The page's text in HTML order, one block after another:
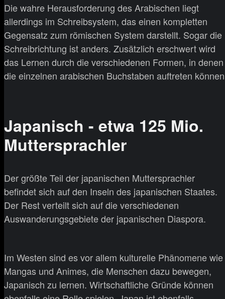
Die wahre Herausforderung des Arabischen liegt
allerdings im Schreibsystem, das einen kompletten
Gegensatz zum römischen System darstellt. Sogar die
Schreibrichtung ist anders. Zusätzlich erschwert wird
das Lernen durch die verschiedenen Formen, in denen
die einzelnen arabischen Buchstaben auftreten
Japanisch - etwa 125 Mio.
Muttersprachler
Der größte Teil der japanischen Muttersprachler
befindet sich auf den Inseln des japanischen Staates.
Der Rest verteilt sich auf die verschiedenen
Auswanderungsgebiete der japanischen Diaspora.
Im Westen sind es vor allem kulturelle Phänomene wie
Mangas und Animes, die Menschen dazu bewegen,
Japanisch zu lernen. Wirtschaftliche Gründe können